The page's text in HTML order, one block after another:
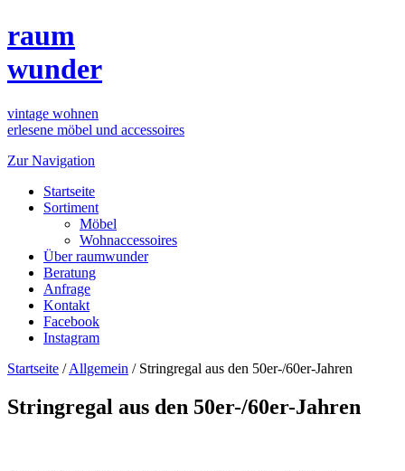
raum
wunder
vintage wohnen
erlesene möbel und accessoires
Zur Navigation
Startseite
Sortiment
Möbel
Wohnaccessoires
Über raumwunder
Beratung
Anfrage
Kontakt
Facebook
Instagram
Startseite /Allgemein / Stringregal aus den 50er-/60er-Jahren
Stringregal aus den 50er-/60er-Jahren